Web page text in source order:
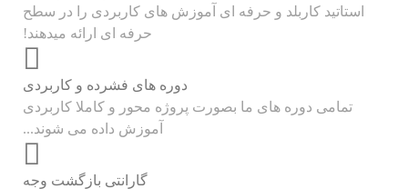
استاتید کاربلد و حرفه ای آموزش های کاربردی را در سطح
حرفه ای ارائه میدهند!
دوره های فشرده و کاربردی
تمامی دوره های ما بصورت پروژه محور و کاملا کاربردی
آموزش داده می شوند...
گارانتی بازگشت وجه